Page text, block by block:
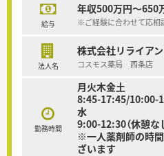
給与
年収500万円～650
※ご経験に合わせて応相
法人名
株式会社リライア
コスモス薬局 西条店
勤務時間
月火木金土
8:45-17:45/10:00-
水
9:00-12:30（休憩な
※一人薬剤師の時
ざいます